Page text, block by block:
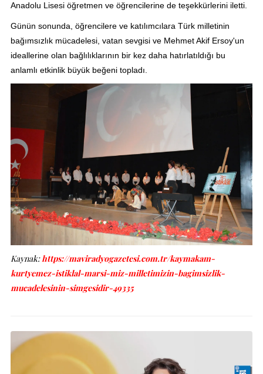
Anadolu Lisesi öğretmen ve öğrencilerine de teşekkürlerini iletti.
Günün sonunda, öğrencilere ve katılımcılara Türk milletinin
bağımsızlık mücadelesi, vatan sevgisi ve Mehmet Akif Ersoy'un
ideallerine olan bağlılıklarının bir kez daha hatırlatıldığı bu
anlamlı etkinlik büyük beğeni topladı.
Kaynak:https://maviradyogazetesi.com.tr/kaymakam-
kurtyemez-istiklal-marsi-miz-milletimizin-bagimsizlik-
mucadelesinin-simgesidir-49335